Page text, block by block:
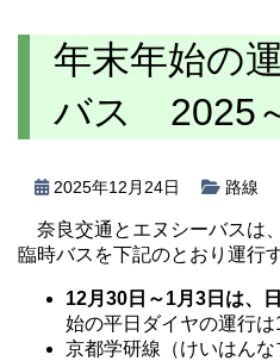
年末年始の
バス 2025
2025年12月24日 路線
奈良交通とエヌシーバスは
臨時バスを下記のとおり運行す
12月30日～1月3日は、
始の平日ダイヤの運行は
京都学研線（けいはん